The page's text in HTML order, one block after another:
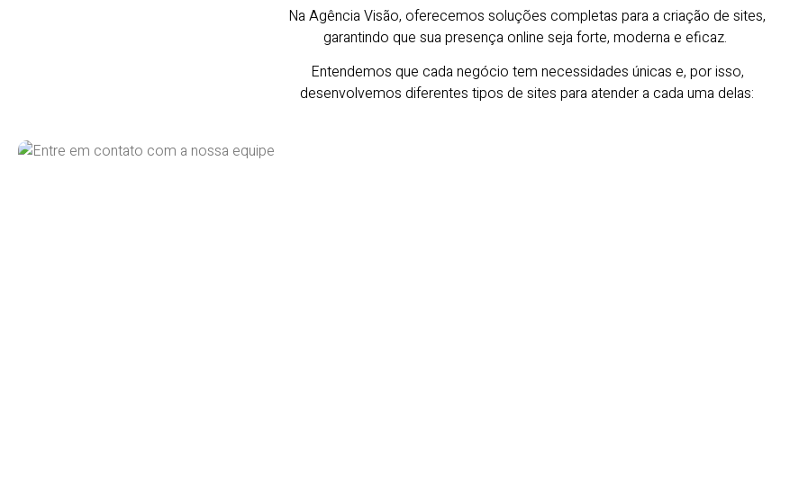
Na Agência Visão, oferecemos soluções completas para a criação de sites,
garantindo que sua presença online seja forte, moderna e eficaz.
Entendemos que cada negócio tem necessidades únicas e, por isso,
desenvolvemos diferentes tipos de sites para atender a cada uma delas: